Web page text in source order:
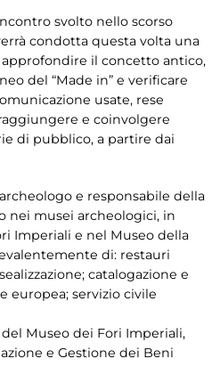
svolto nello scorso
condotta questa volta una
approfondire il concetto antico,
del “Made in” e verificare
usate, rese
e coinvolgere
di pubblico, a partire dai
e responsabile della
nei musei archeologici, in
Imperiali e nel Museo della
di: restauri
catalogazione e
europea; servizio civile
Museo dei Fori Imperiali,
e Gestione dei Beni